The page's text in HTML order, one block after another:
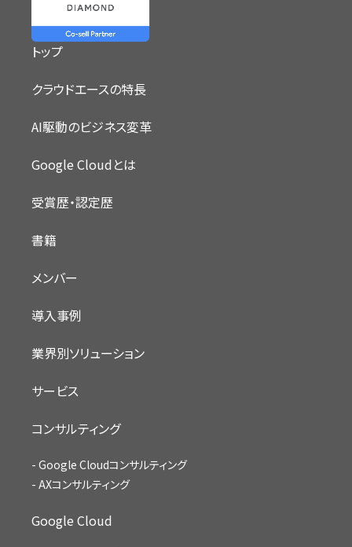
トップ
クラウドエースの特長
AI駆動のビジネス変革
Google Cloudとは
受賞歴・認定歴
書籍
メンバー
導入事例
業界別ソリューション
サービス
コンサルティング
Google Cloudコンサルティング
AXコンサルティング
Google Cloud